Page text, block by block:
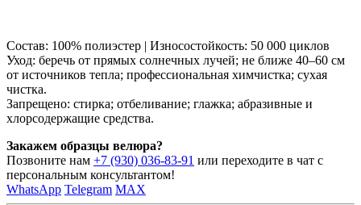
Состав: 100% полиэстер | Износостойкость: 50 000 циклов
Уход: беречь от прямых солнечных лучей; не ближе 40–60 см
от источников тепла; профессиональная химчистка; сухая
чистка.
Запрещено: стирка; отбеливание; глажка; абразивные и
хлорсодержащие средства.
Закажем образцы велюра?
Позвоните нам +7 (930) 036-83-91 или переходите в чат с
персональным консультантом!
WhatsApp Telegram MAX